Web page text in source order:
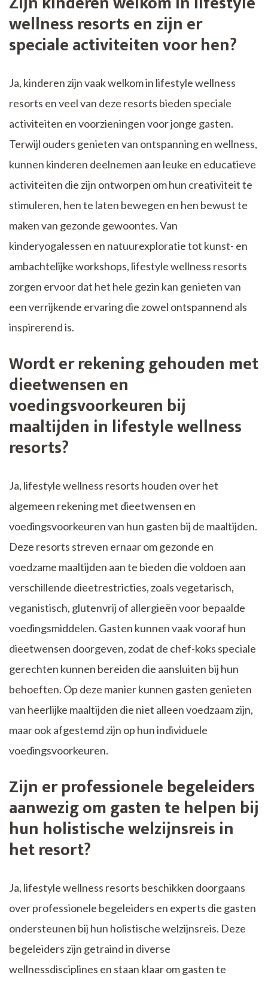
wellness resorts en zijn er
speciale activiteiten voor hen?
Ja, kinderen zijn vaak welkom in lifestyle wellness
resorts en veel van deze resorts bieden speciale
activiteiten en voorzieningen voor jonge gasten.
Terwijl ouders genieten van ontspanning en wellness,
kunnen kinderen deelnemen aan leuke en educatieve
activiteiten die zijn ontworpen om hun creativiteit te
stimuleren, hen te laten bewegen en hen bewust te
maken van gezonde gewoontes. Van
kinderyogalessen en natuurexploratie tot kunst- en
ambachtelijke workshops, lifestyle wellness resorts
zorgen ervoor dat het hele gezin kan genieten van
een verrijkende ervaring die zowel ontspannend als
inspirerend is.
Wordt er rekening gehouden met
dieetwensen en
voedingsvoorkeuren bij
maaltijden in lifestyle wellness
resorts?
Ja, lifestyle wellness resorts houden over het
algemeen rekening met dieetwensen en
voedingsvoorkeuren van hun gasten bij de maaltijden.
Deze resorts streven ernaar om gezonde en
voedzame maaltijden aan te bieden die voldoen aan
verschillende dieetrestricties, zoals vegetarisch,
veganistisch, glutenvrij of allergieën voor bepaalde
voedingsmiddelen. Gasten kunnen vaak vooraf hun
dieetwensen doorgeven, zodat de chef-koks speciale
gerechten kunnen bereiden die aansluiten bij hun
behoeften. Op deze manier kunnen gasten genieten
van heerlijke maaltijden die niet alleen voedzaam zijn,
maar ook afgestemd zijn op hun individuele
voedingsvoorkeuren.
Zijn er professionele begeleiders
aanwezig om gasten te helpen bij
hun holistische welzijnsreis in
het resort?
Ja, lifestyle wellness resorts beschikken doorgaans
over professionele begeleiders en experts die gasten
ondersteunen bij hun holistische welzijnsreis. Deze
begeleiders zijn getraind in diverse
wellnessdisciplines en staan klaar om gasten te